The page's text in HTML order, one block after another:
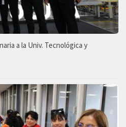
a la Univ. Tecnológica y